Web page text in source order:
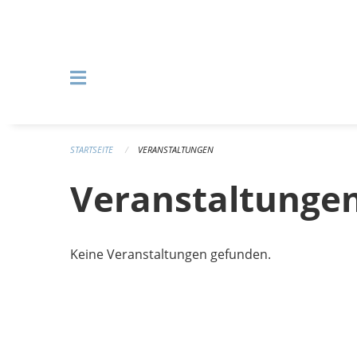
STARTSEITE VERANSTALTUNGEN
Keine Veranstaltungen gefunden.